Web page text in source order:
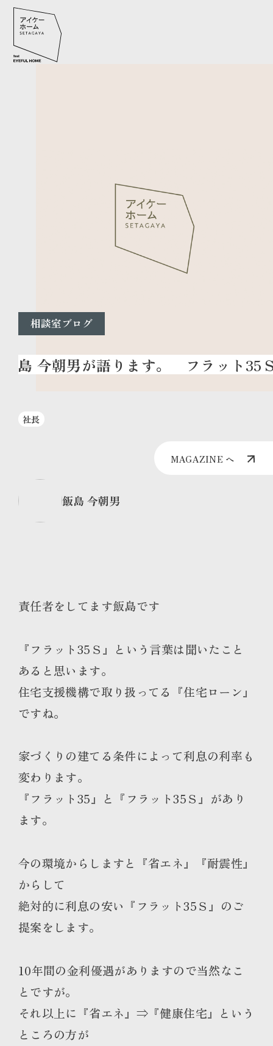
相談室ブログ
フラット35Ｓ
社長
MAGAZINE へ
飯島 今朝男
責任者をしてます飯島です
『フラット35Ｓ』という言葉は聞いたこと
あると思います。
住宅支援機構で取り扱ってる『住宅ローン』
ですね。
家づくりの建てる条件によって利息の利率も
変わります。
『フラット35』と『フラット35Ｓ』があり
ます。
今の環境からしますと『省エネ』『耐震性』
からして
絶対的に利息の安い『フラット35Ｓ』のご
提案をします。
10年間の金利優遇がありますので当然なこ
とですが。
それ以上に『省エネ』⇒『健康住宅』という
ところの方が